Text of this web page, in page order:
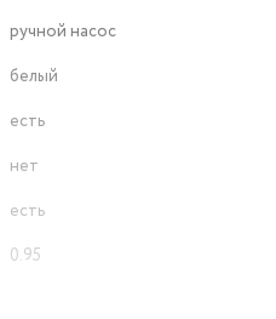
ручной насос
белый
есть
нет
есть
0.95